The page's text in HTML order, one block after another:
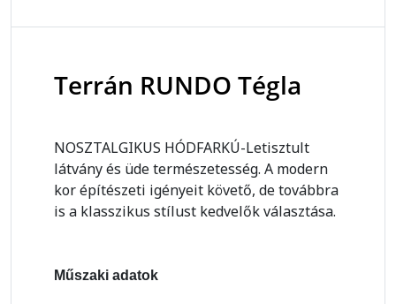
Terrán RUNDO Tégla
NOSZTALGIKUS HÓDFARKÚ-Letisztult
látvány és üde természetesség. A modern
kor építészeti igényeit követő, de továbbra
is a klasszikus stílust kedvelők választása.
Műszaki adatok